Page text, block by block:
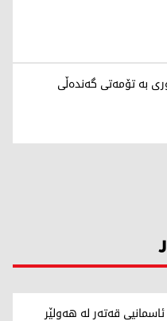
بە تۆمەتی گەندەڵی
قەتەر لە هەولێر